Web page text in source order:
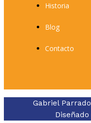
Historia
Blog
Contacto
Gabriel